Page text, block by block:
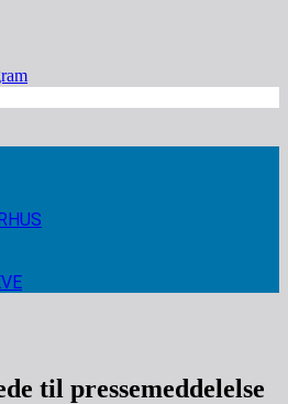
til pressemeddelelse